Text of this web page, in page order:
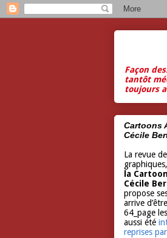
Façon
tantôt
toujours
Cartoons
Cécile
La revue
la
Cécile
propose
arrive
64_page
aussi été
reprises